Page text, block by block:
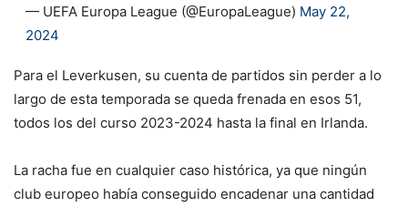
— UEFA Europa League (@EuropaLeague) May 22,
2024
Para el Leverkusen, su cuenta de partidos sin perder a lo
largo de esta temporada se queda frenada en esos 51,
todos los del curso 2023-2024 hasta la final en Irlanda.
La racha fue en cualquier caso histórica, ya que ningún
club europeo había conseguido encadenar una cantidad